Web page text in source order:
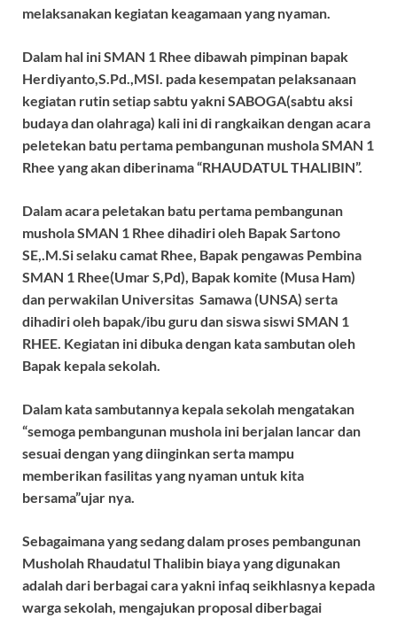
melaksanakan kegiatan keagamaan yang nyaman.
Dalam hal ini SMAN 1 Rhee dibawah pimpinan bapak
Herdiyanto,S.Pd.,MSI. pada kesempatan pelaksanaan
kegiatan rutin setiap sabtu yakni SABOGA(sabtu aksi
budaya dan olahraga) kali ini di rangkaikan dengan acara
peletekan batu pertama pembangunan mushola SMAN 1
Rhee yang akan diberinama “RHAUDATUL THALIBIN”.
Dalam acara peletakan batu pertama pembangunan
mushola SMAN 1 Rhee dihadiri oleh Bapak Sartono
SE,.M.Si selaku camat Rhee, Bapak pengawas Pembina
SMAN 1 Rhee(Umar S,Pd), Bapak komite (Musa Ham)
dan perwakilan Universitas Samawa (UNSA) serta
dihadiri oleh bapak/ibu guru dan siswa siswi SMAN 1
RHEE. Kegiatan ini dibuka dengan kata sambutan oleh
Bapak kepala sekolah.
Dalam kata sambutannya kepala sekolah mengatakan
“semoga pembangunan mushola ini berjalan lancar dan
sesuai dengan yang diinginkan serta mampu
memberikan fasilitas yang nyaman untuk kita
bersama”ujar nya.
Sebagaimana yang sedang dalam proses pembangunan
Musholah Rhaudatul Thalibin biaya yang digunakan
adalah dari berbagai cara yakni infaq seikhlasnya kepada
warga sekolah, mengajukan proposal diberbagai